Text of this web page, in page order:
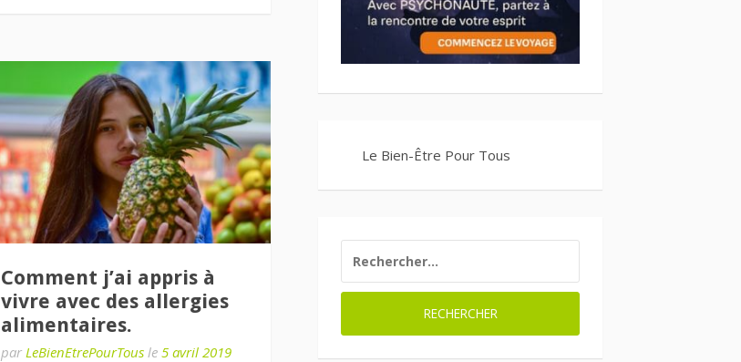
Comment j’ai appris à
vivre avec des allergies
alimentaires.
par LeBienEtrePourTousle 5 avril 2019
Le Bien-Être Pour Tous